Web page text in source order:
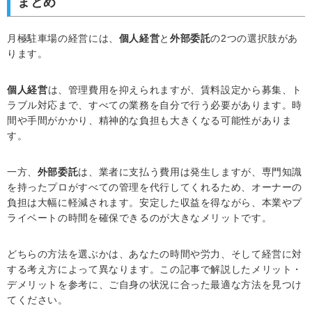
月極駐車場の経営には、 個人経営と 外部委託の2つの選択肢があ
ります。
個人経営は、管理費用を抑えられますが、賃料設定から募集、ト
ラブル対応まで、すべての業務を自分で行う必要があります。時
間や手間がかかり、精神的な負担も大きくなる可能性がありま
す。
一方、 外部委託は、業者に支払う費用は発生しますが、専門知識
を持ったプロがすべての管理を代行してくれるため、オーナーの
負担は大幅に軽減されます。安定した収益を得ながら、本業やプ
ライベートの時間を確保できるのが大きなメリットです。
どちらの方法を選ぶかは、あなたの時間や労力、そして経営に対
する考え方によって異なります。この記事で解説したメリット・
デメリットを参考に、ご自身の状況に合った最適な方法を見つけ
てください。